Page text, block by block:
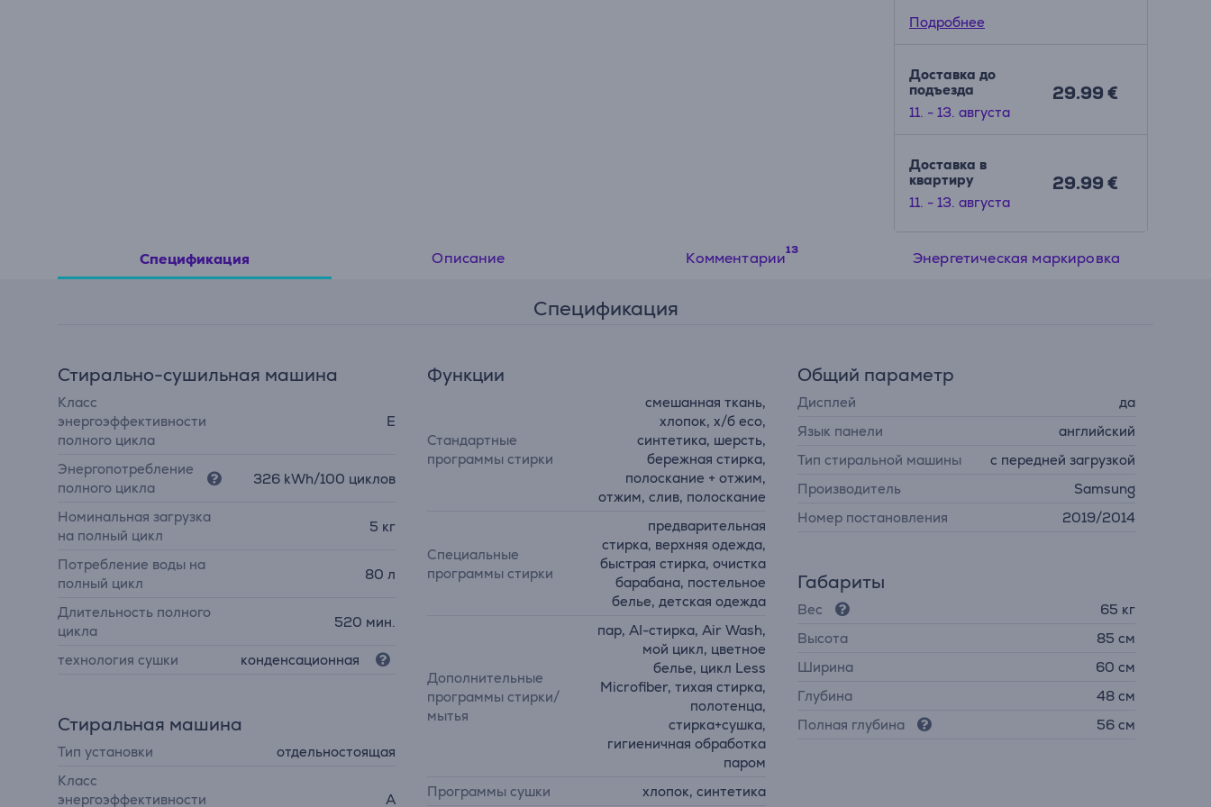
Подробнее
Доставка до
подъезда
11. - 13. августа
29.99 €
Доставка в
квартиру
11. - 13. августа
29.99 €
Спецификация Описание Комментарии Энергетическая маркировка
Спецификация
Стирально-сушильная машина
Класс
энергоэффективности
полного цикла
E
Энергопотребление
полного цикла
326 kWh/100 циклов
Номинальная загрузка
на полный цикл
5 кг
Потребление воды на
полный цикл
80 л
Длительность полного
цикла
520 мин.
технология сушки конденсационная
Стиральная машина
Тип установки
отдельностоящая
Класс
энергоэффективности
A
Функции
Стандартные
программы стирки
смешанная ткань,
хлопок, х/б eco,
синтетика, шерсть,
бережная стирка,
полоскание + отжим,
отжим, слив, полоскание
Специальные
программы стирки
предварительная
стирка, верхняя одежда,
быстрая стирка, очистка
барабана, постельное
белье, детская одежда
Дополнительные
программы стирки/
мытья
пар, AI-стирка, Air Wash,
мой цикл, цветное
белье, цикл Less
Microfiber, тихая стирка,
полотенца,
стирка+сушка,
гигиеничная обработка
паром
Программы сушки
хлопок, синтетика
Общий параметр
Дисплей
да
Язык панели
английский
Тип стиральной машины
с передней загрузкой
Производитель
Samsung
Номер постановления
2019/2014
Габариты
Вес
65 кг
Высота
85 см
Ширина
60 см
Глубина
48 см
Полная глубина
56 см